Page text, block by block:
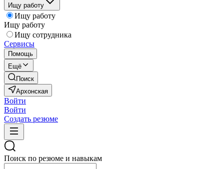
Ищу работу
Ищу работу
Ищу работу
Ищу сотрудника
Сервисы
Помощь
Ещё
Поиск
Архонская
Войти
Войти
Создать резюме
Поиск по резюме и навыкам